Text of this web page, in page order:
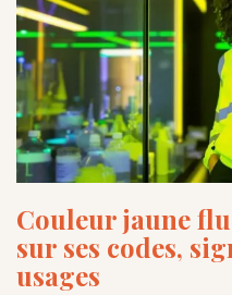
Couleur jaune
sur ses codes,
usages